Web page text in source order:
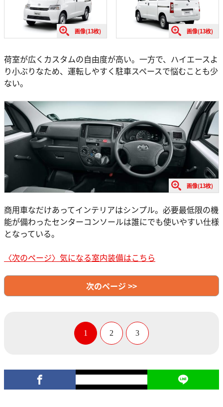
画像(13枚) 画像(13枚)
荷室が広くカスタムの自由度が高い。一方で、ハイエースよ
り小ぶりなため、運転しやすく駐車スペースで悩むことも少
ない。
画像(13枚)
商用車なだけあってインテリアはシンプル。必要最低限の機
能が備わったセンターコンソールは誰にでも使いやすい仕様
となっている。
〈次のページ〉気になる室内装備はこちら
次のページ >>
1 2 3